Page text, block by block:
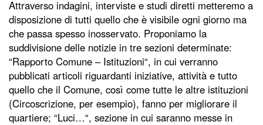
Attraverso indagini, interviste e studi diretti metteremo a
disposizione di tutti quello che è visibile ogni giorno ma
che passa spesso inosservato. Proponiamo la
suddivisione delle notizie in tre sezioni determinate:
“Rapporto Comune – Istituzioni“, in cui verranno
pubblicati articoli riguardanti iniziative, attività e tutto
quello che il Comune, così come tutte le altre istituzioni
(Circoscrizione, per esempio), fanno per migliorare il
quartiere; “Luci…“, sezione in cui saranno messe in